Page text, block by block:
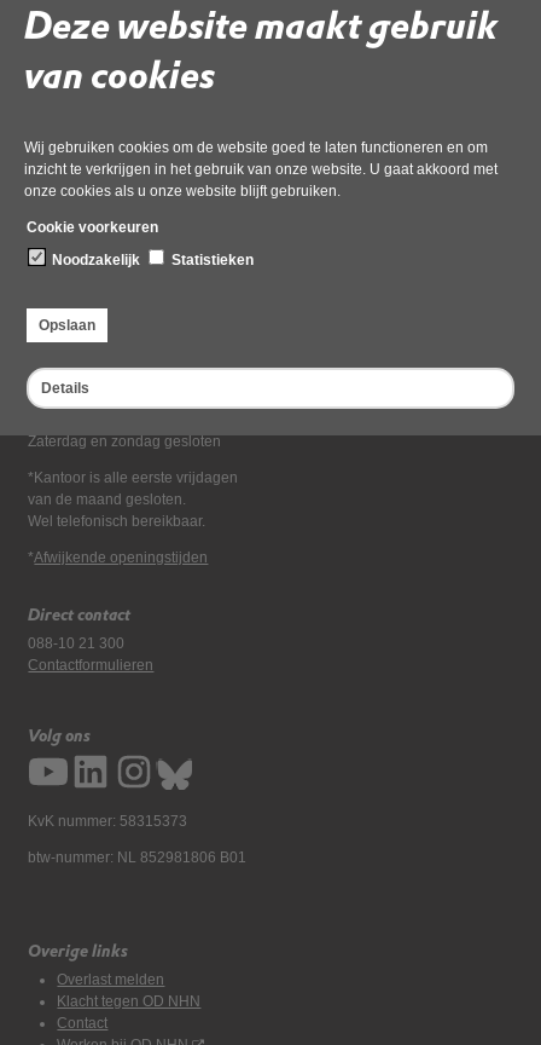
Deze website maakt gebruik
van cookies
Wij gebruiken cookies om de website goed te laten functioneren en om
inzicht te verkrijgen in het gebruik van onze website. U gaat akkoord met
onze cookies als u onze website blijft gebruiken.
Cookie voorkeuren
Noodzakelijk
Statistieken
Opslaan
Details
Bezoekadres
Dampten 2, 1624 NR Hoorn
Postbus 2095, 1620 EB Hoorn
Openingstijden kantoor
Maandag tot en met vrijdag*
van 08:00 tot 16:30
Zaterdag en zondag gesloten
*Kantoor is alle eerste vrijdagen
van de maand gesloten.
Wel telefonisch bereikbaar.
*Afwijkende openingstijden
Direct contact
088-10 21 300
Contactformulieren
Volg ons
KvK nummer: 58315373
btw-nummer: NL 852981806 B01
Overige links
Overlast melden
Klacht tegen OD NHN
Contact